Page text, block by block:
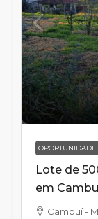
OPORTUNIDADE
Lote de
em
Cambuí -